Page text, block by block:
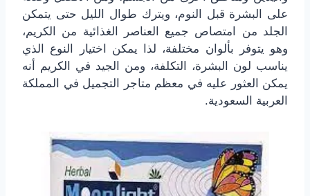
على البشرة قبل النوم، ويترك طوال الليل حتى يتمكن
الجلد من امتصاص جميع العناصر الغذائية من الكريم،
وهو يتوفر بألوان مختلفة، لذا يمكن اختيار النوع الذي
يناسب لون البشرة، التكلفة، ومن الجيد في الكريم أنه
يمكن العثور عليه في معظم متاجر التجميل في المملكة
العربية السعودية.